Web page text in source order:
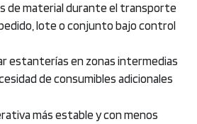
de material durante el transporte
lote o conjunto bajo control
estanterías en zonas intermedias
de consumibles adicionales
más estable y con menos